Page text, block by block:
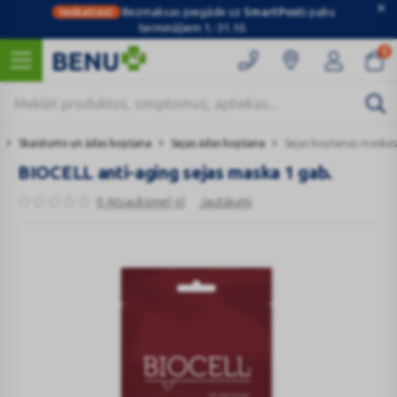
Ieskaties! Bezmaksas piegāde uz SmartPostipaku
termināļiem 1.-31.10.
0
Skaistums un ādas kopšana Sejas ādas kopšana Sejas kopšanas maskas
0 Atsauksme(-s) Jautājumi
BIOCELL anti-aging sejas maska 1 gab.